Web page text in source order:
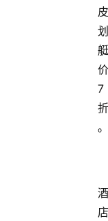
皮
划
艇
价
7
折
。
酒
店